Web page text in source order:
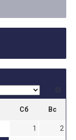
Сб Вс
1
2